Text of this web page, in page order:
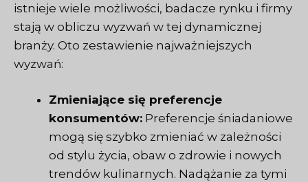
istnieje wiele możliwości, badacze rynku i firmy
stają w obliczu wyzwań w tej dynamicznej
branży. Oto zestawienie najważniejszych
wyzwań:
Zmieniające się preferencje
konsumentów: Preferencje śniadaniowe
mogą się szybko zmieniać w zależności
od stylu życia, obaw o zdrowie i nowych
trendów kulinarnych. Nadążanie za tymi